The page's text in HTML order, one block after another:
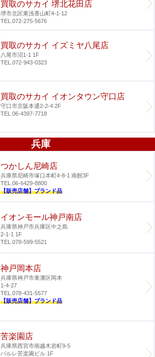
買取のサカイ 堺北花田店
堺市北区東浅香山町4-1-12
TEL.072-275-5676
買取のサカイ イズミヤ八尾店
八尾市沼1-1 1F
TEL.072-943-0323
買取のサカイ イオンタウン守口店
守口市京阪本通2-2-4 2F
TEL.06-4397-7718
兵庫
つかしん尼崎店
兵庫県尼崎市塚口本町4-8-1 南館3F
TEL.06-6429-8800
【販売店舗】ブランド品
イオンモール神戸南店
兵庫県神戸市兵庫区中之島
2-1-1 1F
TEL.078-599-5521
神戸岡本店
兵庫県神戸市東灘区岡本
1-4-27
TEL.078-431-5577
【販売店舗】ブランド品
苦楽園店
兵庫県西宮市南越木岩町9-5
パルレ苦楽園ビル 1F